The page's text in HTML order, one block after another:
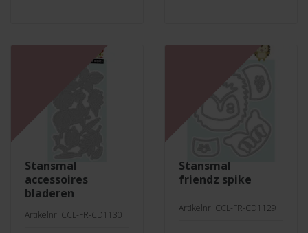
stansmal
accessoires
bladeren
Artikelnr. CCL-FR-CD1130
stansmal
friendz spike
Artikelnr. CCL-FR-CD1129